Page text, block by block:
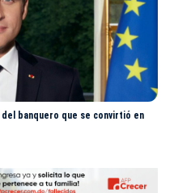
del banquero que se convirtió en